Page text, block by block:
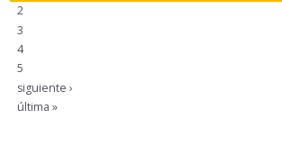
2
3
4
5
siguiente ›
última »